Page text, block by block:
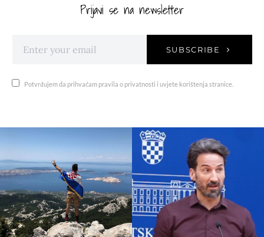
Prijavi se na newsletter
SUBSCRIBE
Potvrđujem da prihvaćam pravila o privatnosti i uvjete korištenja stranice.